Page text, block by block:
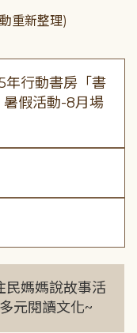
重新整理)
年行動書房「書
假活動-8月場
民媽媽說故事活
元閱讀文化~